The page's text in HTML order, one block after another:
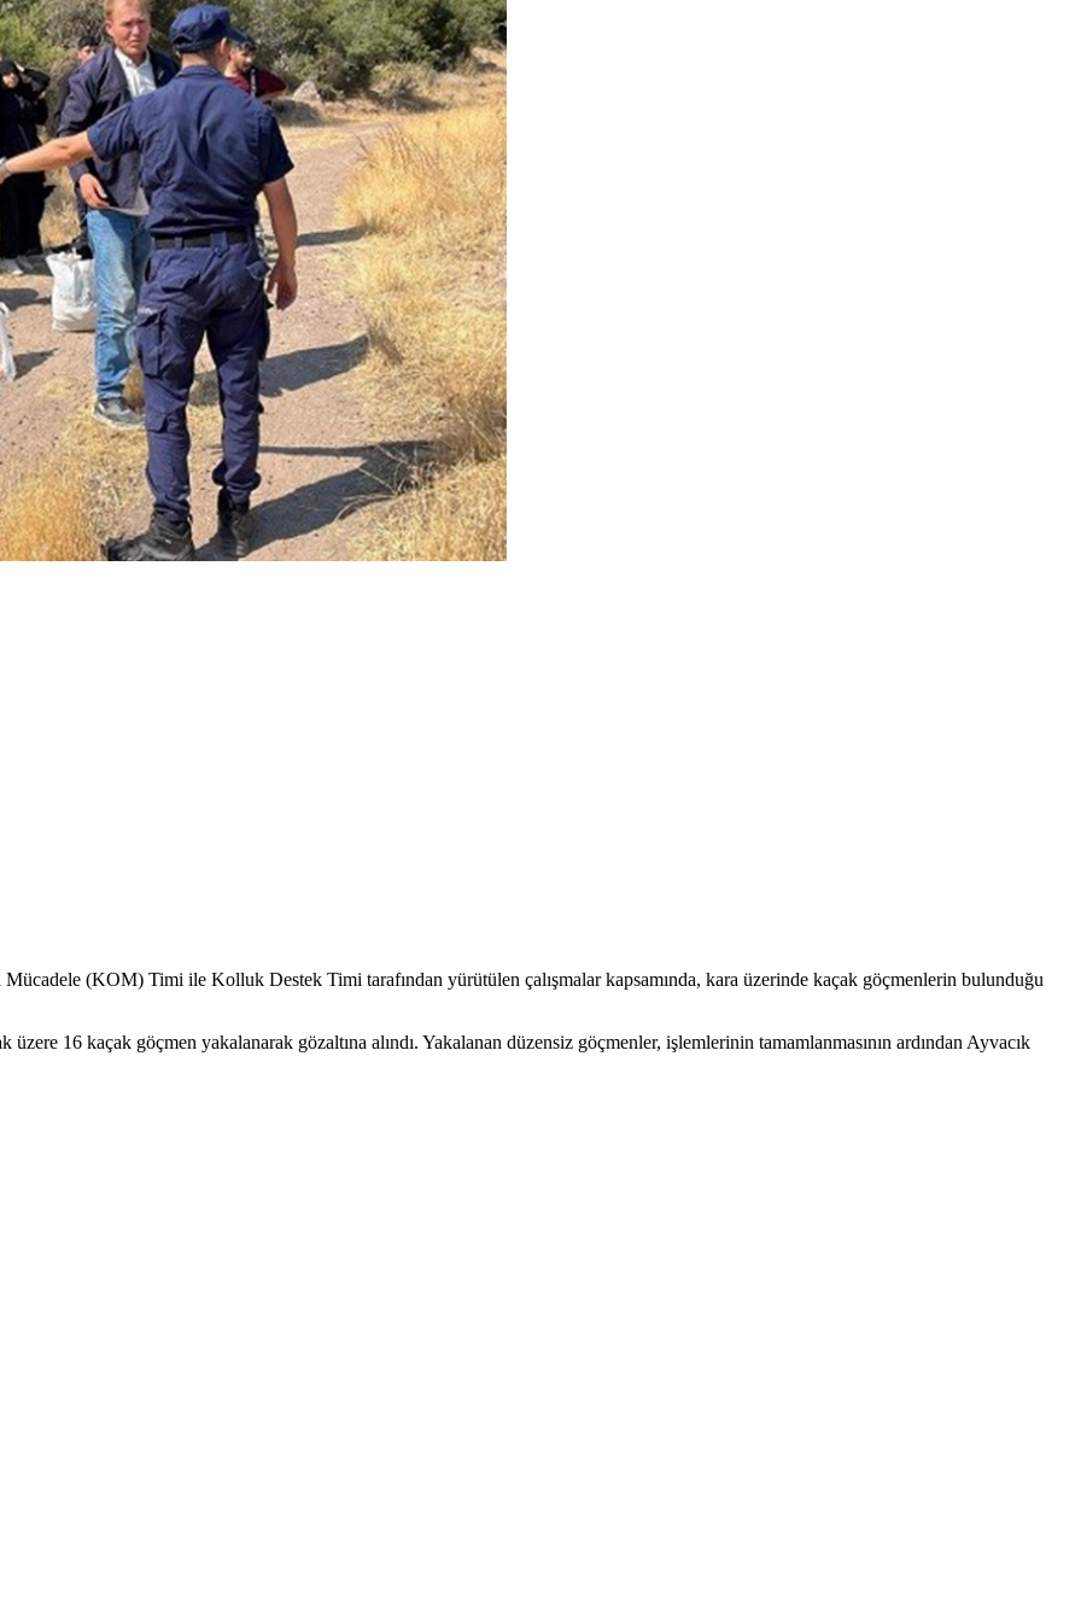
Mücadele (KOM) Timi ile Kolluk Destek Timi tarafından yürütülen çalışmalar kapsamında, kara üzerinde kaçak göçmenlerin bulunduğu
16 kaçak göçmen yakalanarak gözaltına alındı. Yakalanan düzensiz göçmenler, işlemlerinin tamamlanmasının ardından Ayvacık